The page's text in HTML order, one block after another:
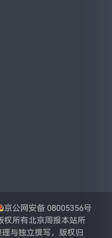
京公网安备 08005356号
权所有北京周报本站所
与独立撰写，版权归